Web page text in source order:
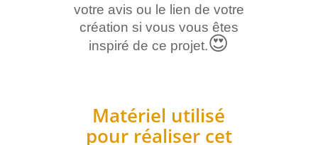
votre avis ou le lien de votre
création si vous vous êtes
inspiré de ce projet.😍
Matériel utilisé
pour réaliser cet